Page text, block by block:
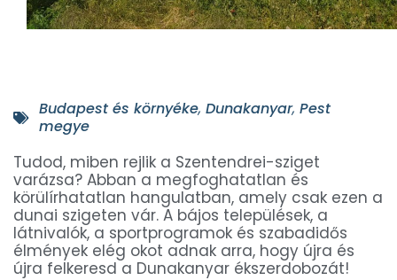
Budapest és környéke, Dunakanyar, Pest
megye
Tudod, miben rejlik a Szentendrei-sziget
varázsa? Abban a megfoghatatlan és
körülírhatatlan hangulatban, amely csak ezen a
dunai szigeten vár. A bájos települések, a
látnivalók, a sportprogramok és szabadidős
élmények elég okot adnak arra, hogy újra és
újra felkeresd a Dunakanyar ékszerdobozát!